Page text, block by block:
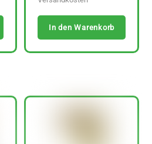
In den Warenkorb